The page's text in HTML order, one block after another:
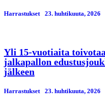
Harrastukset 23. huhtikuuta, 2026
Yli 15-vuotiaita
jalkapallon
jälkeen
Harrastukset 23. huhtikuuta, 2026